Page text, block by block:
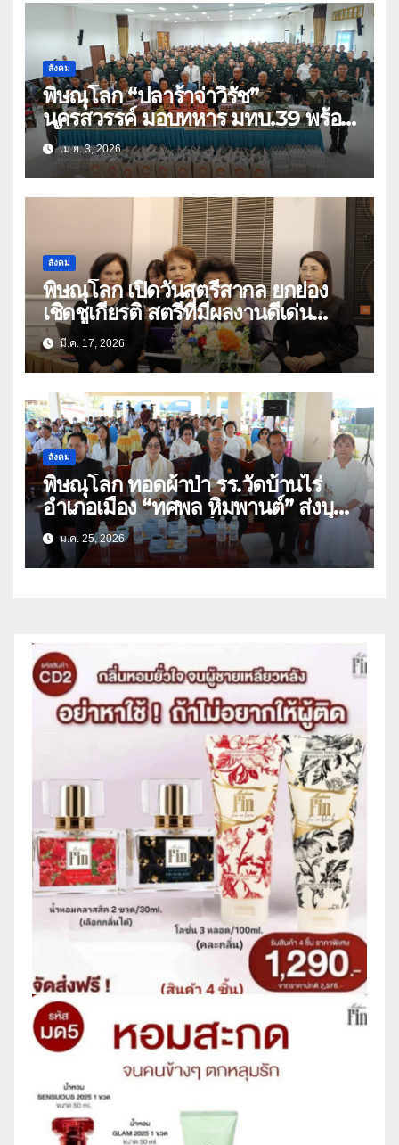
สังคม
พิษณุโลก “ปลาร้าจ่าวิรัช”
นครสวรรค์ มอบทหาร มทบ.39 พร้อม
เสื้อยืด 1,500 ตัว
เม.ย. 3, 2026
สังคม
พิษณุโลก เปิดวันสตรีสากล ยกย่อง
เชิดชูเกียรติ สตรีที่มีผลงานดีเด่น
ยกะะดับความเท่าเทียม
มี.ค. 17, 2026
สังคม
พิษณุโลก ทอดผ้าป่า รร.วัดบ้านไร่
อำเภอเมือง “ทศพล หิมพานต์” ส่งบุตร
สาว”ผักบุ้ง หิมพานต์” ร้องเพลงแหล่
ให้ผู้ร่วมบุญรับฟัง(คลิป)
ม.ค. 25, 2026